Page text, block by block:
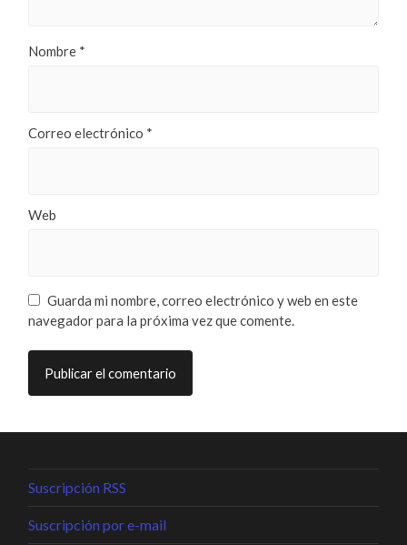
Nombre *
Correo electrónico *
Web
Guarda mi nombre, correo electrónico y web en este
navegador para la próxima vez que comente.
Suscripción RSS
Suscripción por e-mail